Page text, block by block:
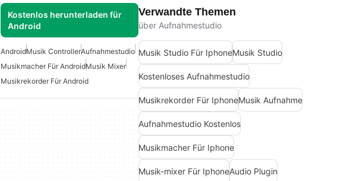
Kostenlos herunterladen für
Android
AndroidMusik ControllerAufnahmestudio
Musikmacher Für AndroidMusik Mixer
Musikrekorder Für Android
Verwandte Themen
über Aufnahmestudio
Musik Studio Für IphoneMusik Studio
Kostenloses Aufnahmestudio
Musikrekorder Für IphoneMusik Aufnahme
Aufnahmestudio Kostenlos
Musikmacher Für Iphone
Musik-mixer Für IphoneAudio Plugin